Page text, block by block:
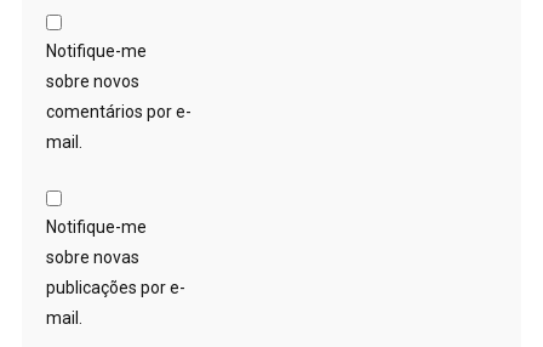
Notifique-me
sobre novos
comentários por e-
mail.
Notifique-me
sobre novas
publicações por e-
mail.